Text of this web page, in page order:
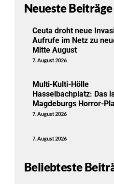
Neueste Beiträge
Ceuta droht neue
Aufrufe im Netz zu
Mitte August
7. August 2026
Multi-Kulti-Hölle
Hasselbachplatz: Das
Magdeburgs Horror-
7. August 2026
7. August 2026
Beliebteste